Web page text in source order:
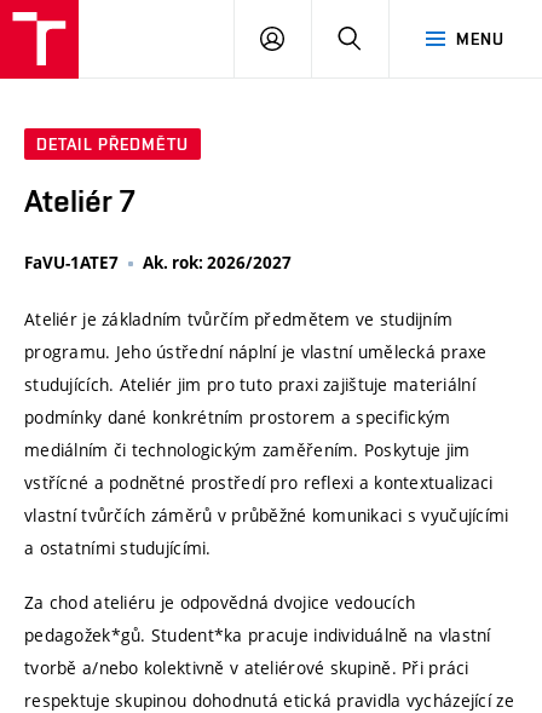
MENU
PŘIHLÁSIT
DETAIL PŘEDMĚTU
Ateliér 7
FaVU-1ATE7 Ak. rok: 2026/2027
Ateliér je základním tvůrčím předmětem ve studijním
programu. Jeho ústřední náplní je vlastní umělecká praxe
studujících. Ateliér jim pro tuto praxi zajištuje materiální
podmínky dané konkrétním prostorem a specifickým
mediálním či technologickým zaměřením. Poskytuje jim
vstřícné a podnětné prostředí pro reflexi a kontextualizaci
vlastní tvůrčích záměrů v průběžné komunikaci s vyučujícími
a ostatními studujícími.
Za chod ateliéru je odpovědná dvojice vedoucích
pedagožek*gů. Student*ka pracuje individuálně na vlastní
tvorbě a/nebo kolektivně v ateliérové skupině. Při práci
respektuje skupinou dohodnutá etická pravidla vycházející ze